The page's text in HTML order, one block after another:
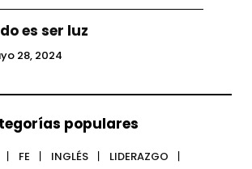
es ser luz
28, 2024
populares
FE INGLÉS
LIDERAZGO